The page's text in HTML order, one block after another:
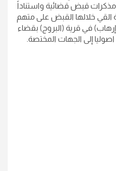
قبض قضائية واستناداً
القي خلالها القبض على متهم
مطلوب وفق أحكام المادة (٤ إرهاب) في قرية (البروج) بقضاء
إلى الجهات المختصة.